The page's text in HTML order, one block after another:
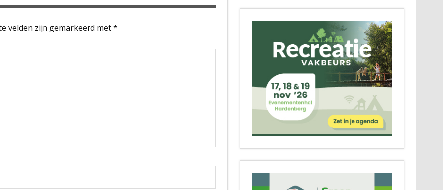
velden zijn gemarkeerd met*